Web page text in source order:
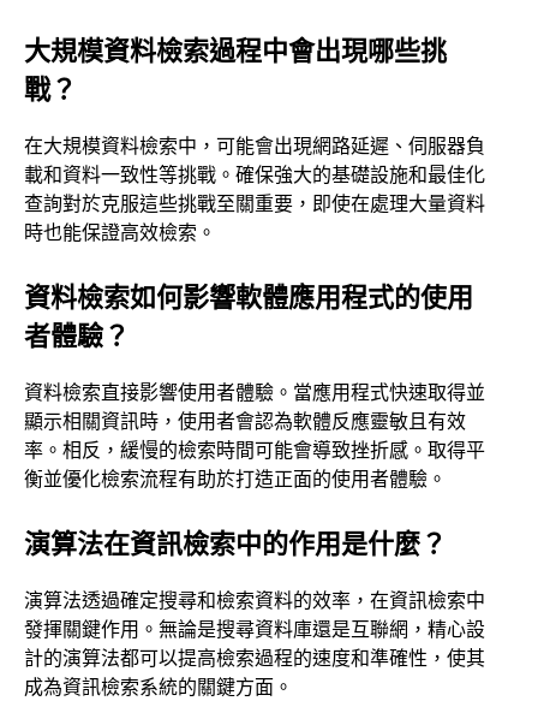
大規模資料檢索過程中會出現哪些挑
戰？
在大規模資料檢索中，可能會出現網路延遲、伺服器負
載和資料一致性等挑戰。確保強大的基礎設施和最佳化
查詢對於克服這些挑戰至關重要，即使在處理大量資料
時也能保證高效檢索。
資料檢索如何影響軟體應用程式的使用
者體驗？
資料檢索直接影響使用者體驗。當應用程式快速取得並
顯示相關資訊時，使用者會認為軟體反應靈敏且有效
率。相反，緩慢的檢索時間可能會導致挫折感。取得平
衡並優化檢索流程有助於打造正面的使用者體驗。
演算法在資訊檢索中的作用是什麼？
演算法透過確定搜尋和檢索資料的效率，在資訊檢索中
發揮關鍵作用。無論是搜尋資料庫還是互聯網，精心設
計的演算法都可以提高檢索過程的速度和準確性，使其
成為資訊檢索系統的關鍵方面。